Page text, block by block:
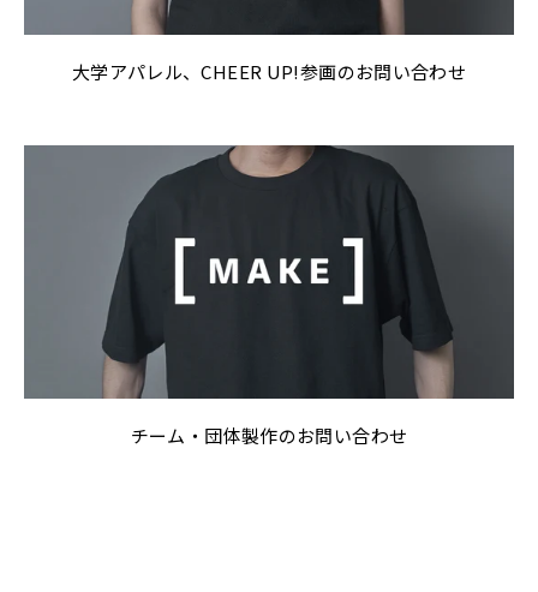
大学アパレル、CHEER UP!参画のお問い合わせ
チーム・団体製作のお問い合わせ